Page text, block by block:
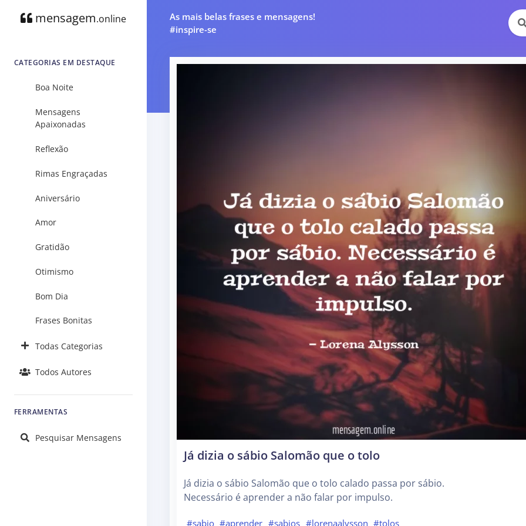
mensagem.online
CATEGORIAS EM DESTAQUE
Boa Noite
Mensagens
Apaixonadas
Reflexão
Rimas Engraçadas
Aniversário
Amor
Gratidão
Otimismo
Bom Dia
Frases Bonitas
Todas Categorias
Todos Autores
FERRAMENTAS
Pesquisar Mensagens
As mais belas frases e mensagens!
#inspire-se
Já dizia o sábio Salomão que o tolo
Já dizia o sábio Salomão que o tolo calado passa por sábio.
Necessário é aprender a não falar por impulso.
#sabio #aprender #sabios #lorenaalysson #tolos